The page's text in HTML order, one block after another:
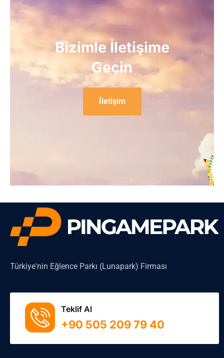
Bizimle İletişime
Geçin
İletişim
Türkiye'nin Eğlence Parkı (Lunapark) Firması
Teklif Al
+90 505 209 79 40